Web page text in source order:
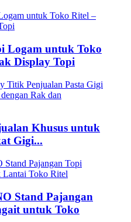
Logam untuk Toko
Display Topi
Khusus untuk
Gigi...
Stand Pajangan
untuk Toko